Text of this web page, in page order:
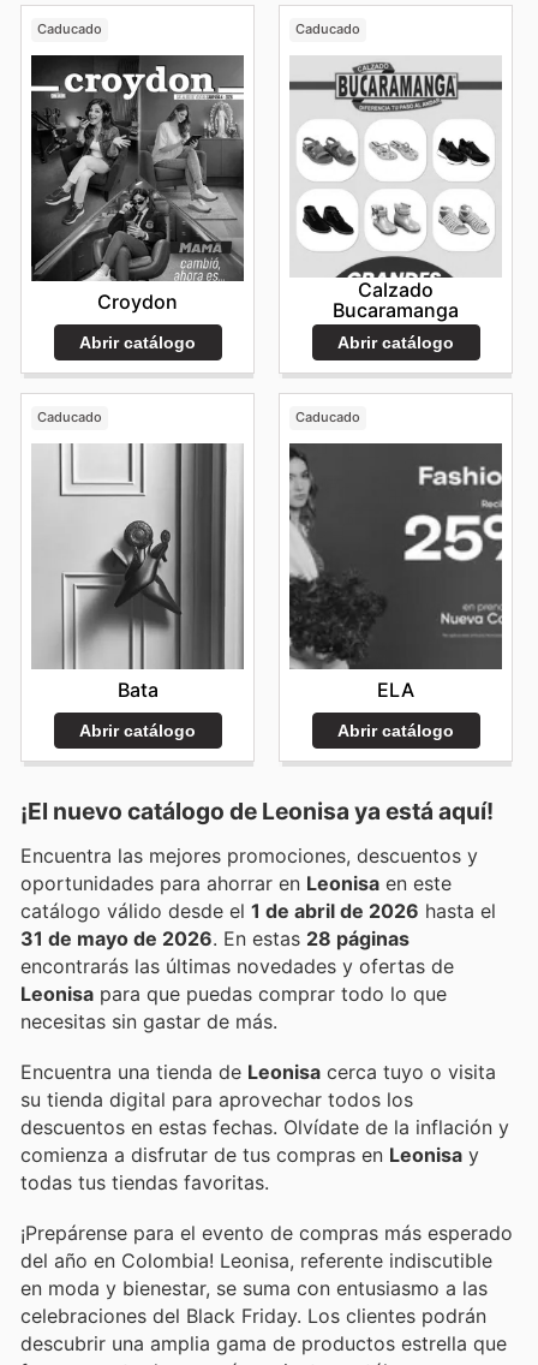
Caducado
Croydon
Abrir catálogo
Caducado
Calzado
Bucaramanga
Abrir catálogo
Caducado
Bata
Abrir catálogo
Caducado
ELA
Abrir catálogo
¡El nuevo catálogo de Leonisa ya está aquí!
Encuentra las mejores promociones, descuentos y
oportunidades para ahorrar en Leonisa en este
catálogo válido desde el 1 de abril de 2026 hasta el
31 de mayo de 2026 . En estas 28 páginas
encontrarás las últimas novedades y ofertas de
Leonisa para que puedas comprar todo lo que
necesitas sin gastar de más.
Encuentra una tienda de Leonisa cerca tuyo o visita
su tienda digital para aprovechar todos los
descuentos en estas fechas. Olvídate de la inflación y
comienza a disfrutar de tus compras en Leonisa y
todas tus tiendas favoritas.
¡Prepárense para el evento de compras más esperado
del año en Colombia! Leonisa, referente indiscutible
en moda y bienestar, se suma con entusiasmo a las
celebraciones del Black Friday. Los clientes podrán
descubrir una amplia gama de productos estrella que